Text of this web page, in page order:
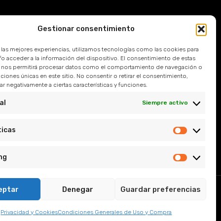
Gestionar consentimiento
las mejores experiencias, utilizamos tecnologías como las cookies para
o acceder a la información del dispositivo. El consentimiento de estas
permitirá procesar datos como el comportamiento de navegación o
únicas en este sitio. No consentir o retirar el consentimiento,
negativamente a ciertas características y funciones.
Siempre activo
Denegar Guardar preferencias
Privacidad y CookiesCondiciones Generales de Uso y Compra
Frecuentes